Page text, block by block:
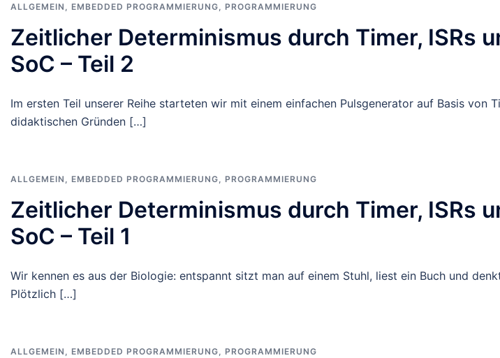
ALLGEMEIN EMBEDDED PROGRAMMIERUNG PROGRAMMIERUNG
Zeitlicher Determinismus durch Timer, ISRs
SoC – Teil 2
Im ersten Teil unserer Reihe starteten wir mit einem einfachen Pulsgenerator auf Basis von
didaktischen Gründen […]
ALLGEMEIN EMBEDDED PROGRAMMIERUNG PROGRAMMIERUNG
Zeitlicher Determinismus durch Timer, ISRs
SoC – Teil 1
Wir kennen es aus der Biologie: entspannt sitzt man auf einem Stuhl, liest ein Buch und
Plötzlich […]
ALLGEMEIN EMBEDDED PROGRAMMIERUNG PROGRAMMIERUNG